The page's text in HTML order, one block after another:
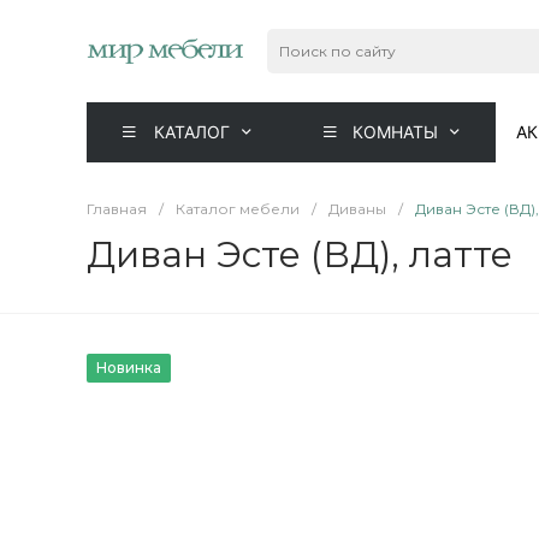
КАТАЛОГ КОМНАТЫ
Главная / Каталог мебели / Диваны / Диван Эсте (ВД),
Диван Эсте (ВД), латте
Новинка